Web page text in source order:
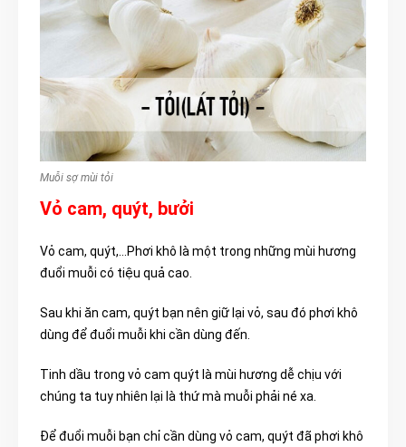
Muỗi sợ mùi tỏi
Vỏ cam, quýt, bưởi
Vỏ cam, quýt,…Phơi khô là một trong những mùi hương
đuổi muỗi có tiệu quả cao.
Sau khi ăn cam, quýt bạn nên giữ lại vỏ, sau đó phơi khô
dùng để đuổi muỗi khi cần dùng đến.
Tinh dầu trong vỏ cam quýt là mùi hương dễ chịu với
chúng ta tuy nhiên lại là thứ mà muỗi phải né xa.
Để đuổi muỗi bạn chỉ cần dùng vỏ cam, quýt đã phơi khô